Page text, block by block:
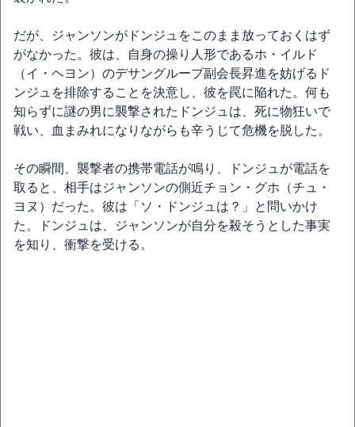
だが、ジャンソンがドンジュをこのまま放っておくはず
がなかった。彼は、自身の操り人形であるホ・イルド
（イ・ヘヨン）のデサングループ副会長昇進を妨げるド
ンジュを排除することを決意し、彼を罠に陥れた。何も
知らずに謎の男に襲撃されたドンジュは、死に物狂いで
戦い、血まみれになりながらも辛うじて危機を脱した。
その瞬間、襲撃者の携帯電話が鳴り、ドンジュが電話を
取ると、相手はジャンソンの側近チョン・グホ（チュ・
ヨヌ）だった。彼は「ソ・ドンジュは？」と問いかけ
た。ドンジュは、ジャンソンが自分を殺そうとした事実
を知り、衝撃を受ける。